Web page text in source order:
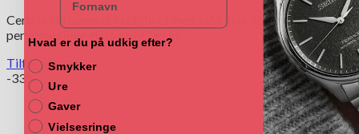
Certina DS dame ur i stål/hvid med safir glas, sten,
perlemorskive, dato samt lænke
Tilføj til kurv
-33%
Hvad er du på udkig efter?
Smykker
Ure
Gaver
Vielsesringe